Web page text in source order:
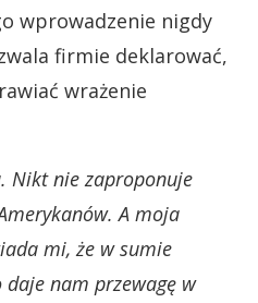
wprowadzenie nigdy
firmie deklarować,
wrażenie
Nikt nie zaproponuje
A moja
mi, że w sumie
daje nam przewagę w